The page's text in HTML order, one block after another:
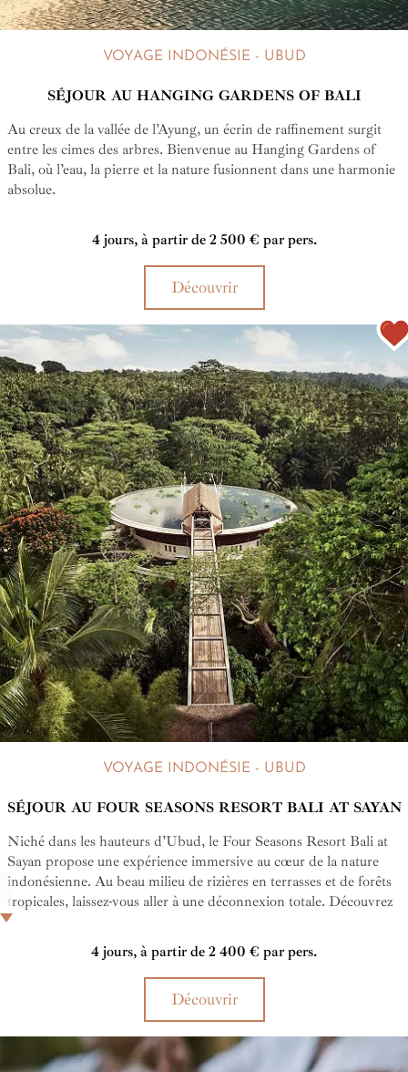
VOYAGE INDONÉSIE - UBUD
SÉJOUR AU HANGING GARDENS OF BALI
Au creux de la vallée de l’Ayung, un écrin de raffinement surgit
entre les cimes des arbres. Bienvenue au Hanging Gardens of
Bali, où l’eau, la pierre et la nature fusionnent dans une harmonie
absolue.
4 jours, à partir de 2 500 € par pers.
Découvrir
VOYAGE INDONÉSIE - UBUD
SÉJOUR AU FOUR SEASONS RESORT BALI AT SAYAN
Niché dans les hauteurs d’Ubud, le Four Seasons Resort Bali at
Sayan propose une expérience immersive au cœur de la nature
indonésienne. Au beau milieu de rizières en terrasses et de forêts
tropicales, laissez-vous aller à une déconnexion totale. Découvrez
une atmosphère authentique alliant luxe et traditions balinaises.
4 jours, à partir de 2 400 € par pers.
Découvrir